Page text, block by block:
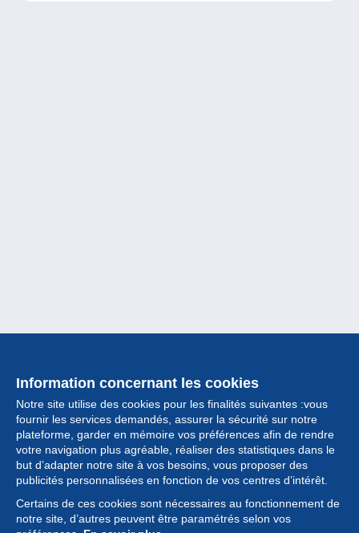
Information concernant les cookies
Notre site utilise des cookies pour les finalités suivantes :vous
fournir les services demandés, assurer la sécurité sur notre
plateforme, garder en mémoire vos préférences afin de rendre
votre navigation plus agréable, réaliser des statistiques dans le
but d’adapter notre site à vos besoins, vous proposer des
publicités personnalisées en fonction de vos centres d’intérêt.
Certains de ces cookies sont nécessaires au fonctionnement de
notre site, d’autres peuvent être paramétrés selon vos
Collection
Actualités